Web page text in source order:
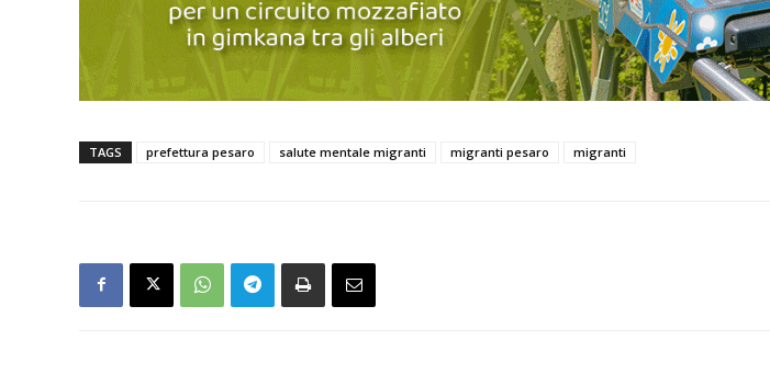
TAGS prefettura pesaro salute mentale migranti migranti pesaro migranti